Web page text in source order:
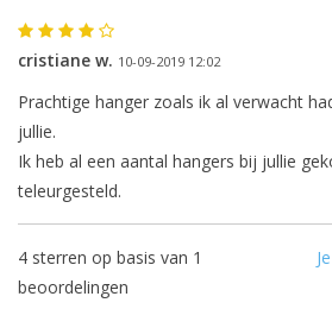
cristiane w. 10-09-2019 12:02
Prachtige hanger zoals ik al verwacht
jullie.
Ik heb al een aantal hangers bij jullie
teleurgesteld.
4 sterren op basis van 1
beoordelingen